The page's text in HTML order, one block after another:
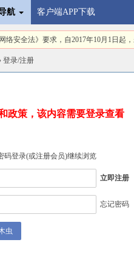
航 客户端APP下载
络安全法》要求，自2017年10月1日起
登录/注册
政策，该内容需要登录查看
码登录(或注册会员)继续浏览
立即注册
忘记密码
虫